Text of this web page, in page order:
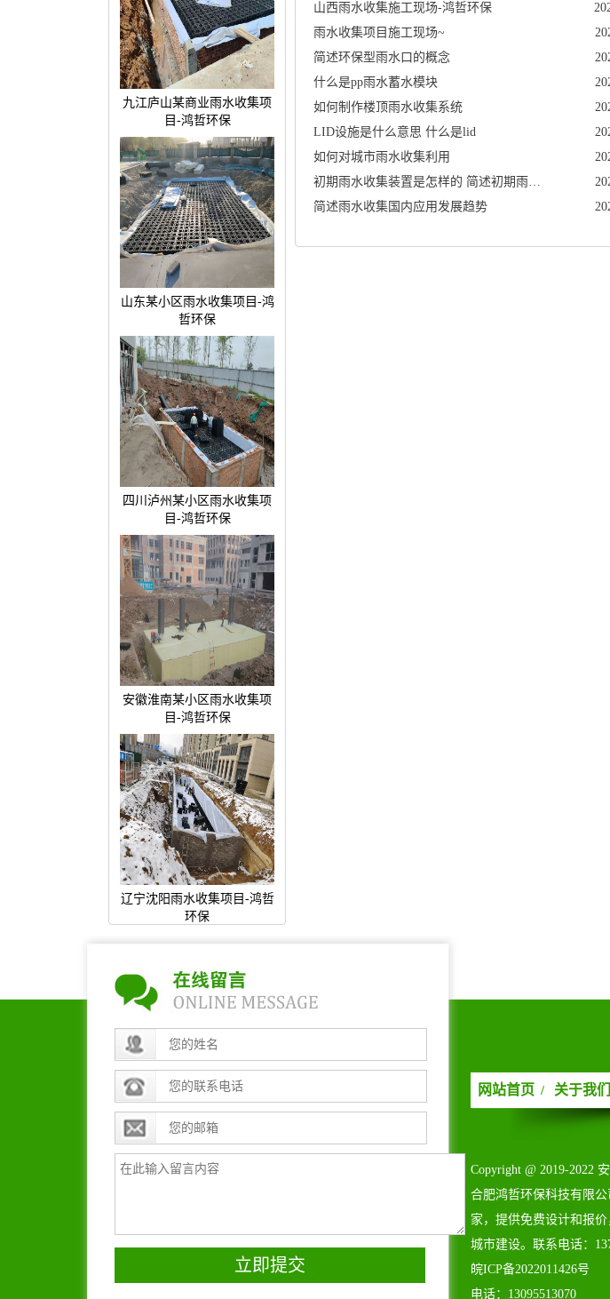
九江庐山某商业雨水收集项
目-鸿哲环保
山东某小区雨水收集项目-鸿
哲环保
四川泸州某小区雨水收集项
目-鸿哲环保
安徽淮南某小区雨水收集项
目-鸿哲环保
辽宁沈阳雨水收集项目-鸿哲
环保
山西雨水收集施工现场-鸿哲环保
雨水收集项目施工现场~
简述环保型雨水口的概念
什么是pp雨水蓄水模块
如何制作楼顶雨水收集系统
LID设施是什么意思什么是lid
如何对城市雨水收集利用
初期雨水收集装置是怎样的简述初期雨水收集装置的发展
简述雨水收集国内应用发展趋势
立即提交
网站首页 / 关于我们
Copyright@2019-2022
合肥鸿哲环保科技有限公
家，提供免费设计和报
城市建设。联系电话：
皖ICP备2022011426号
电话：13095513070